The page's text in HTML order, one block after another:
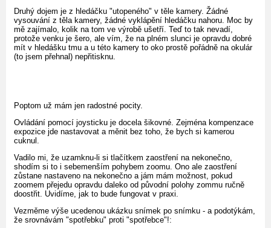
Druhý dojem je z hledáčku "utopeného" v těle kamery. Žádné
vysouvání z těla kamery, žádné vyklápění hledáčku nahoru. Moc by
mě zajímalo, kolik na tom ve výrobě ušetří. Teď to tak nevadí,
protože venku je šero, ale vím, že na plném slunci je opravdu dobré
mít v hledášku tmu a u této kamery to oko prostě pořádně na okulár
(to jsem přehnal) nepřitisknu.
Poptom už mám jen radostné pocity.
Ovládání pomocí joysticku je docela šikovné. Zejména kompenzace
expozice jde nastavovat a měnit bez toho, že bych si kamerou
cuknul.
Vadilo mi, že uzamknu-li si tlačítkem zaostření na nekonečno,
shodím si to i sebemenším pohybem zoomu. Ono ale zaostření
zůstane nastaveno na nekonečno a jám mám možnost, pokud
zoomem přejedu opravdu daleko od původní polohy zommu ručně
doostřit. Uvidíme, jak to bude fungovat v praxi.
Vezměme výše ucedenou ukázku snímek po snímku - a podotýkám,
že srovnávám "spotřebku" proti "spotřebce"!: